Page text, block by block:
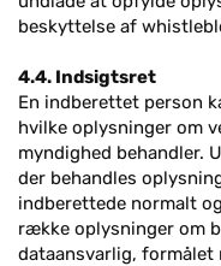
beskyttelse af
4.4. Indsigtsret
En indberettet person
hvilke oplysninger om
myndighed behandler.
der behandles
indberettede normalt
række oplysninger om
dataansvarlig, formålet